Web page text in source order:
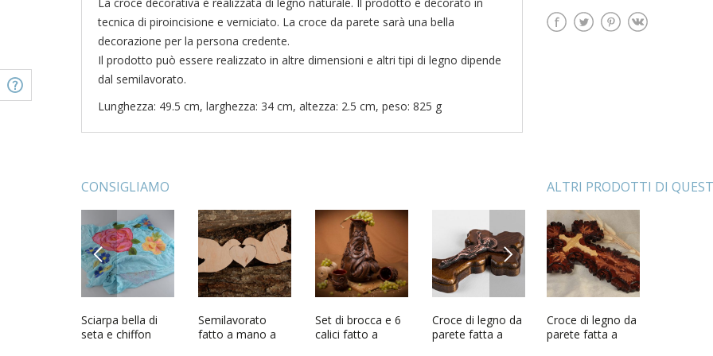
tecnica di piroincisione e verniciato. La croce da parete sarà una bella
decorazione per la persona credente.
Il prodotto può essere realizzato in altre dimensioni e altri tipi di legno dipende
dal semilavorato.
Lunghezza: 49.5 cm, larghezza: 34 cm, altezza: 2.5 cm, peso: 825 g
CONSIGLIAMO
PREVIOUS
Sciarpa bella di
seta e chiffon
Semilavorato
fatto a mano a
Set di brocca e 6
calici fatto a
Croce di legno da
parete fatta a
Piatto di legno
fatto a mano
NEXT
ALTRI PRODOTTI DI
Croce di legno da
parete fatta a